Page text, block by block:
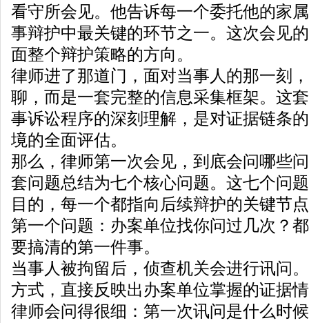
看守所会见。他告诉每一个委托他的家
事辩护中最关键的环节之一。这次会见
面整个辩护策略的方向。
律师进了那道门，面对当事人的那一刻
聊，而是一套完整的信息采集框架。这
事诉讼程序的深刻理解，是对证据链条
境的全面评估。
那么，律师第一次会见，到底会问哪些
套问题总结为七个核心问题。这七个问
目的，每一个都指向后续辩护的关键节
第一个问题：办案单位找你问过几次？
要搞清的第一件事。
当事人被拘留后，侦查机关会进行讯问
方式，直接反映出办案单位掌握的证据
律师会问得很细：第一次讯问是什么时